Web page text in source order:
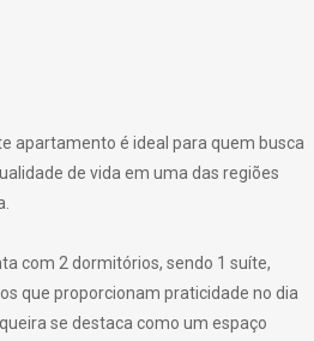
apartamento é ideal para quem busca
de vida em uma das regiões
com 2 dormitórios, sendo 1 suíte,
que proporcionam praticidade no dia
se destaca como um espaço